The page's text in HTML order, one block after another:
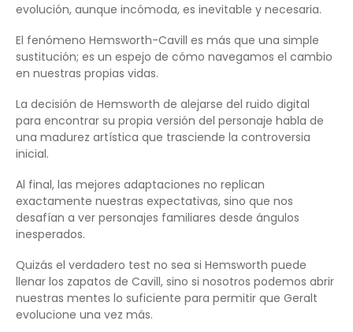
evolución, aunque incómoda, es inevitable y necesaria.
El fenómeno Hemsworth-Cavill es más que una simple
sustitución; es un espejo de cómo navegamos el cambio
en nuestras propias vidas.
La decisión de Hemsworth de alejarse del ruido digital
para encontrar su propia versión del personaje habla de
una madurez artística que trasciende la controversia
inicial.
Al final, las mejores adaptaciones no replican
exactamente nuestras expectativas, sino que nos
desafían a ver personajes familiares desde ángulos
inesperados.
Quizás el verdadero test no sea si Hemsworth puede
llenar los zapatos de Cavill, sino si nosotros podemos abrir
nuestras mentes lo suficiente para permitir que Geralt
evolucione una vez más.